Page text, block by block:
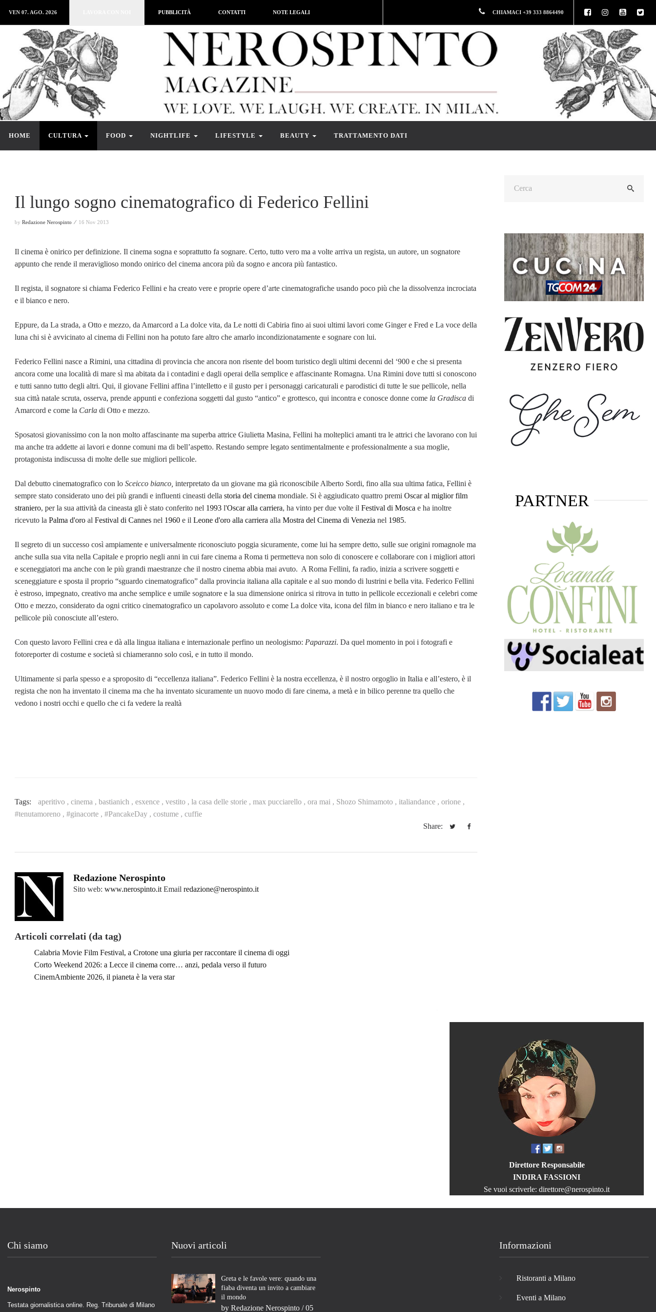
VEN 07. AGO. 2026 PUBBLICITÀ CONTATTI NOTE LEGALI CHIAMACI +39 333 8864490
HOME CULTURA FOOD NIGHTLIFE LIFESTYLE BEAUTY TRATTAMENTO DATI
Il lungo sogno cinematografico di Federico Fellini
by Redazione Nerospinto ⁄ 16 Nov 2013
Il cinema è onirico per definizione. Il cinema sogna e soprattutto fa sognare. Certo, tutto vero ma a volte arriva un regista, un autore, un sognatore
appunto che rende il meraviglioso mondo onirico del cinema ancora più da sogno e ancora più fantastico.
Il regista, il sognatore si chiama Federico Fellini e ha creato vere e proprie opere d’arte cinematografiche usando poco più che la dissolvenza incrociata
e il bianco e nero.
Eppure, da La strada, a Otto e mezzo, da Amarcord a La dolce vita, da Le notti di Cabiria fino ai suoi ultimi lavori come Ginger e Fred e La voce della
luna chi si è avvicinato al cinema di Fellini non ha potuto fare altro che amarlo incondizionatamente e sognare con lui.
Federico Fellini nasce a Rimini, una cittadina di provincia che ancora non risente del boom turistico degli ultimi decenni del ‘900 e che si presenta
ancora come una località di mare sì ma abitata da i contadini e dagli operai della semplice e affascinante Romagna. Una Rimini dove tutti si conoscono
e tutti sanno tutto degli altri. Qui, il giovane Fellini affina l’intelletto e il gusto per i personaggi caricaturali e parodistici di tutte le sue pellicole, nella
sua città natale scruta, osserva, prende appunti e confeziona soggetti dal gusto “antico” e grottesco, qui incontra e conosce donne come la Gradisca di
Amarcord e come la Carla di Otto e mezzo.
Sposatosi giovanissimo con la non molto affascinante ma superba attrice Giulietta Masina, Fellini ha molteplici amanti tra le attrici che lavorano con lui
ma anche tra addette ai lavori e donne comuni ma di bell’aspetto. Restando sempre legato sentimentalmente e professionalmente a sua moglie,
protagonista indiscussa di molte delle sue migliori pellicole.
Dal debutto cinematografico con lo Sceicco bianco, interpretato da un giovane ma già riconoscibile Alberto Sordi, fino alla sua ultima fatica, Fellini è
sempre stato considerato uno dei più grandi e influenti cineasti della storia del cinema mondiale. Si è aggiudicato quattro premi Oscar al miglior film
straniero, per la sua attività da cineasta gli è stato conferito nel 1993 l'Oscar alla carriera, ha vinto per due volte il Festival di Mosca e ha inoltre
ricevuto la Palma d'oro al Festival di Cannes nel 1960 e il Leone d'oro alla carriera alla Mostra del Cinema di Venezia nel 1985.
Il segreto di un successo così ampiamente e universalmente riconosciuto poggia sicuramente, come lui ha sempre detto, sulle sue origini romagnole ma
anche sulla sua vita nella Capitale e proprio negli anni in cui fare cinema a Roma ti permetteva non solo di conoscere e collaborare con i migliori attori
e sceneggiatori ma anche con le più grandi maestranze che il nostro cinema abbia mai avuto. A Roma Fellini, fa radio, inizia a scrivere soggetti e
sceneggiature e sposta il proprio “sguardo cinematografico” dalla provincia italiana alla capitale e al suo mondo di lustrini e bella vita. Federico Fellini
è estroso, impegnato, creativo ma anche semplice e umile sognatore e la sua dimensione onirica si ritrova in tutto in pellicole eccezionali e celebri come
Otto e mezzo, considerato da ogni critico cinematografico un capolavoro assoluto e come La dolce vita, icona del film in bianco e nero italiano e tra le
pellicole più conosciute all’estero.
Con questo lavoro Fellini crea e dà alla lingua italiana e internazionale perfino un neologismo: Paparazzi. Da quel momento in poi i fotografi e
fotoreporter di costume e società si chiameranno solo così, e in tutto il mondo.
Ultimamente si parla spesso e a sproposito di “eccellenza italiana”. Federico Fellini è la nostra eccellenza, è il nostro orgoglio in Italia e all’estero, è il
regista che non ha inventato il cinema ma che ha inventato sicuramente un nuovo modo di fare cinema, a metà e in bilico perenne tra quello che
vedono i nostri occhi e quello che ci fa vedere la realtà
Tags: aperitivo , cinema , bastianich , esxence , vestito , la casa delle storie , max pucciarello , ora mai , Shozo Shimamoto , italiandance , orione ,
#tenutamoreno , #ginacorte , #PancakeDay , costume , cuffie
Share:
Redazione Nerospinto
Sito web: www.nerospinto.it Email redazione@nerospinto.it
Articoli correlati (da tag)
Calabria Movie Film Festival, a Crotone una giuria per raccontare il cinema di oggi
Corto Weekend 2026: a Lecce il cinema corre… anzi, pedala verso il futuro
CinemAmbiente 2026, il pianeta è la vera star
PARTNER
Direttore Responsabile
INDIRA FASSIONI
Se vuoi scriverle: direttore@nerospinto.it
Chi siamo
Nerospinto
Testata giornalistica online. Reg. Tribunale di Milano
Nuovi articoli
Greta e le favole vere: quando una
fiaba diventa un invito a cambiare
il mondo
by Redazione Nerospinto / 05
Informazioni
Ristoranti a Milano
Eventi a Milano